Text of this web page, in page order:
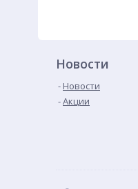
Новости
Новости
Акции